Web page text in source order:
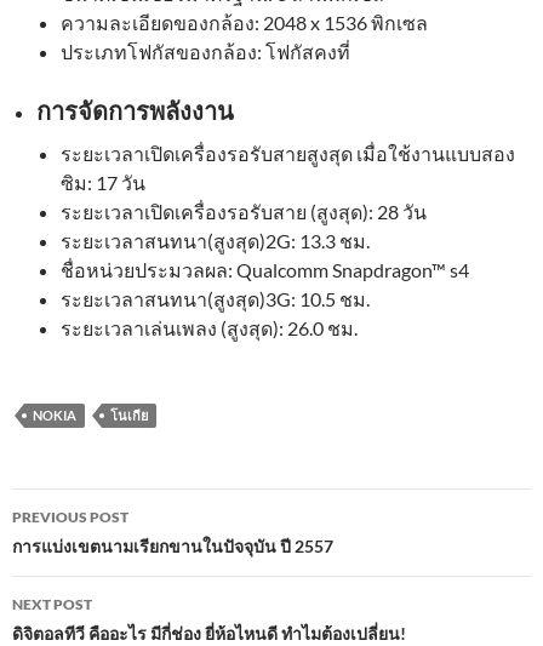
ความละเอียดของกล้อง: 2048 x 1536 พิกเซล
ประเภทโฟกัสของกล้อง: โฟกัสคงที่
การจัดการพลังงาน
ระยะเวลาเปิดเครื่องรอรับสายสูงสุด เมื่อใช้งานแบบสอง
ซิม: 17 วัน
ระยะเวลาเปิดเครื่องรอรับสาย (สูงสุด): 28 วัน
ระยะเวลาสนทนา(สูงสุด)2G: 13.3 ชม.
ชื่อหน่วยประมวลผล: Qualcomm Snapdragon™ s4
ระยะเวลาสนทนา(สูงสุด)3G: 10.5 ชม.
ระยะเวลาเล่นเพลง (สูงสุด): 26.0 ชม.
NOKIA โนเกีย
Post
navigation
PREVIOUS POST
การแบ่งเขตนามเรียกขานในปัจจุบัน ปี 2557
NEXT POST
ดิจิตอลทีวี คืออะไร มีกี่ช่อง ยี่ห้อไหนดี ทำไมต้องเปลี่ยน!